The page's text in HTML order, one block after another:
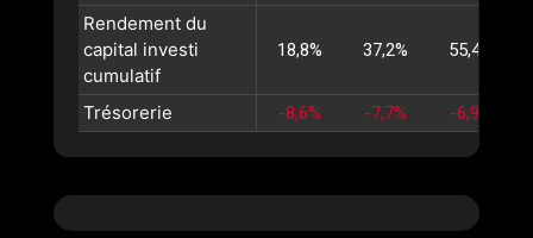
Rendement du
capital investi
cumulatif
18,8% 37,2% 55,4%
Trésorerie -8,6% -7,7% -6,9%